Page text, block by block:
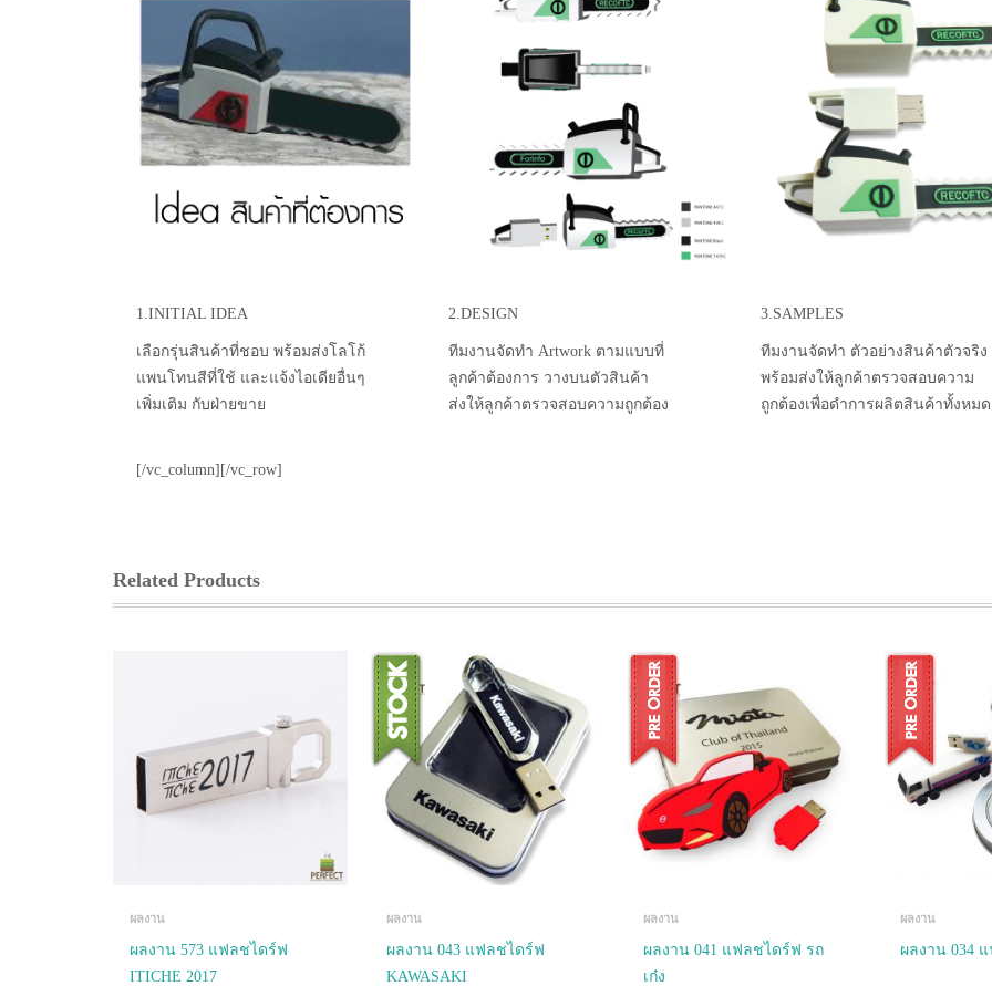
1.INITIAL IDEA
เลือกรุ่นสินค้าที่ชอบ พร้อมส่งโลโก้
แพนโทนสีที่ใช้ และแจ้งไอเดียอื่นๆ
เพิ่มเติม กับฝ่ายขาย
2.DESIGN
ทีมงานจัดทำ Artwork ตามแบบที่
ลูกค้าต้องการ วางบนตัวสินค้า
ส่งให้ลูกค้าตรวจสอบความถูกต้อง
3.SAMPLES
ทีมงานจัดทำ ตัวอย่างสินค้าตัวจริง
พร้อมส่งให้ลูกค้าตรวจสอบความ
ถูกต้องเพื่อดำการผลิตสินค้าทั้งหมด
[/vc_column][/vc_row]
Related Products
ผลงาน
ผลงาน 573 แฟลชไดร์ฟ
ITICHE 2017
ผลงาน
ผลงาน 043 แฟลชไดร์ฟ
KAWASAKI
ผลงาน
ผลงาน 041 แฟลชไดร์ฟ รถ
เก๋ง
ผลงาน
ผลงาน 034